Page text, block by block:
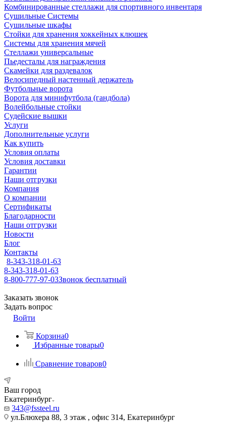
Комбинированные стеллажи для спортивного инвентаря
Сушильные Системы
Сушильные шкафы
Стойки для хранения хоккейных клюшек
Системы для хранения мячей
Стеллажи универсальные
Пьедесталы для награждения
Скамейки для раздевалок
Велосипедный настенный держатель
Футбольные ворота
Ворота для минифутбола (гандбола)
Волейбольные стойки
Судейские вышки
Услуги
Дополнительные услуги
Как купить
Условия оплаты
Условия доставки
Гарантии
Наши отгрузки
Компания
О компании
Сертификаты
Благодарности
Наши отгрузки
Новости
Блог
Контакты
8-343-318-01-63
8-343-318-01-63
8-800-777-97-03Звонок бесплатный
Заказать звонок
Задать вопрос
Войти
Корзина0
Избранные товары0
Сравнение товаров0
Ваш город
Екатеринбург
343@fssteel.ru
ул.Блюхера 88, 3 этаж , офис 314, Екатеринбург